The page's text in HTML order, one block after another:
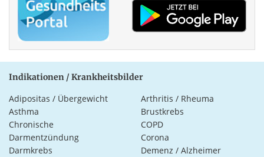
Indikationen / Krankheitsbilder
Adipositas / Übergewicht
Arthritis / Rheuma
Asthma
Brustkrebs
Chronische
Darmentzündung
COPD
Corona
Darmkrebs
Demenz / Alzheimer